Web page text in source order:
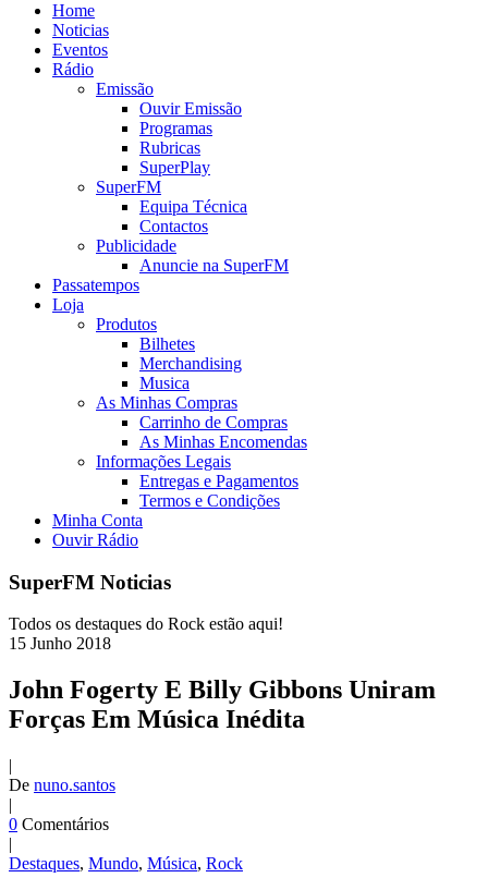
Home
Noticias
Eventos
Rádio
Emissão
Ouvir Emissão
Programas
Rubricas
SuperPlay
SuperFM
Equipa Técnica
Contactos
Publicidade
Anuncie na SuperFM
Passatempos
Loja
Produtos
Bilhetes
Merchandising
Musica
As Minhas Compras
Carrinho de Compras
As Minhas Encomendas
Informações Legais
Entregas e Pagamentos
Termos e Condições
Minha Conta
Ouvir Rádio
SuperFM Noticias
Todos os destaques do Rock estão aqui!
15 Junho 2018
John Fogerty E Billy Gibbons Uniram
Forças Em Música Inédita
|
De nuno.santos
|
0 Comentários
|
Destaques, Mundo, Música, Rock